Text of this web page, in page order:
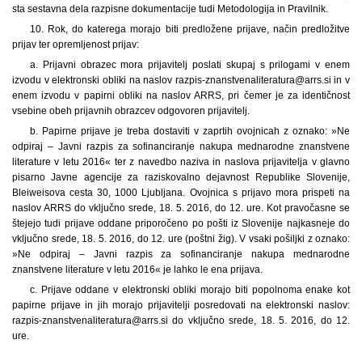
sta sestavna dela razpisne dokumentacije tudi Metodologija in Pravilnik.
10. Rok, do katerega morajo biti predložene prijave, način predložitve
prijav ter opremljenost prijav:
a. Prijavni obrazec mora prijavitelj poslati skupaj s prilogami v enem
izvodu v elektronski obliki na naslov razpis-znanstvenaliteratura@arrs.si in v
enem izvodu v papirni obliki na naslov ARRS, pri čemer je za identičnost
vsebine obeh prijavnih obrazcev odgovoren prijavitelj.
b. Papirne prijave je treba dostaviti v zaprtih ovojnicah z oznako: »Ne
odpiraj – Javni razpis za sofinanciranje nakupa mednarodne znanstvene
literature v letu 2016« ter z navedbo naziva in naslova prijavitelja v glavno
pisarno Javne agencije za raziskovalno dejavnost Republike Slovenije,
Bleiweisova cesta 30, 1000 Ljubljana. Ovojnica s prijavo mora prispeti na
naslov ARRS do vključno srede, 18. 5. 2016, do 12. ure. Kot pravočasne se
štejejo tudi prijave oddane priporočeno po pošti iz Slovenije najkasneje do
vključno srede, 18. 5. 2016, do 12. ure (poštni žig). V vsaki pošiljki z oznako:
»Ne odpiraj – Javni razpis za sofinanciranje nakupa mednarodne
znanstvene literature v letu 2016« je lahko le ena prijava.
c. Prijave oddane v elektronski obliki morajo biti popolnoma enake kot
papirne prijave in jih morajo prijavitelji posredovati na elektronski naslov:
razpis-znanstvenaliteratura@arrs.si do vključno srede, 18. 5. 2016, do 12.
ure.